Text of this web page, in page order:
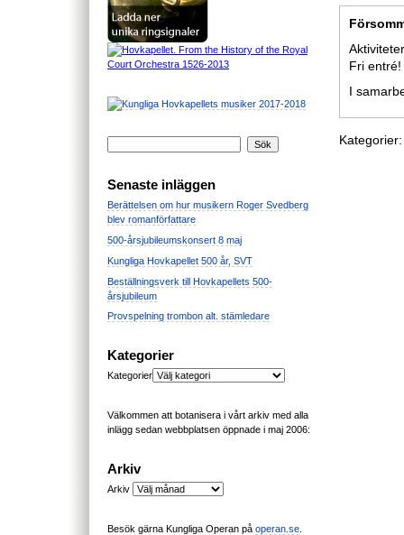
Senaste inläggen
Berättelsen om hur musikern Roger Svedberg
blev romanförfattare
500-årsjubileumskonsert 8 maj
Kungliga Hovkapellet 500 år, SVT
Beställningsverk till Hovkapellets 500-
årsjubileum
Provspelning trombon alt. stämledare
Kategorier
Kategorier
Välkommen att botanisera i vårt arkiv med alla
inlägg sedan webbplatsen öppnade i maj 2006:
Arkiv
Arkiv
Besök gärna Kungliga Operan på operan.se
Fri entré!
I
Kategorier: